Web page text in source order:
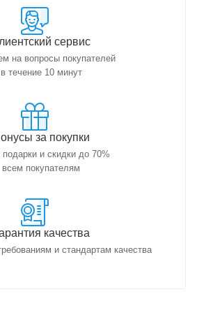
сервис
на вопросы покупателей
в течение 10 минут
за покупки
и скидки до 70%
всем покупателям
качества
и стандартам качества